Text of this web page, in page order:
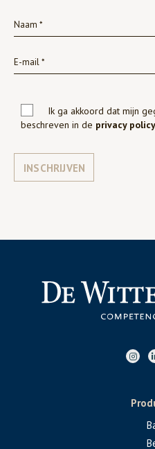
Ik ga akkoord dat mijn
beschreven in de privacy policy
INSCHRIJVEN